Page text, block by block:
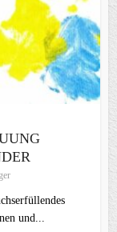
und...